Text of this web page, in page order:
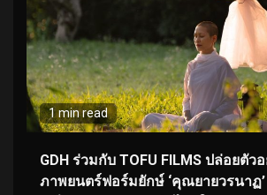
1 min read
GDH ร่วมกับ TOFU FILMS ปล่อยตัว
ภาพยนตร์ฟอร์มยักษ์ ‘คุณยายวรนาฏ’